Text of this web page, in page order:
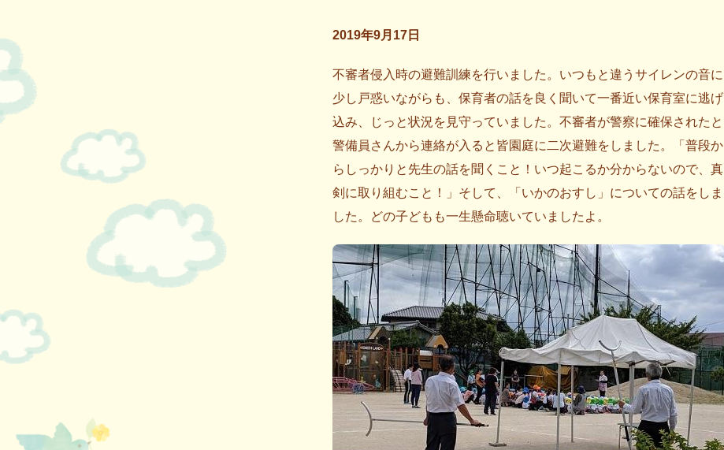
2019年9月17日
不審者侵入時の避難訓練を行いました。いつもと違うサイレンの音に
少し戸惑いながらも、保育者の話を良く聞いて一番近い保育室に逃げ
込み、じっと状況を見守っていました。不審者が警察に確保されたと
警備員さんから連絡が入ると皆園庭に二次避難をしました。「普段か
らしっかりと先生の話を聞くこと！いつ起こるか分からないので、真
剣に取り組むこと！」そして、「いかのおすし」についての話をしま
した。どの子どもも一生懸命聴いていましたよ。